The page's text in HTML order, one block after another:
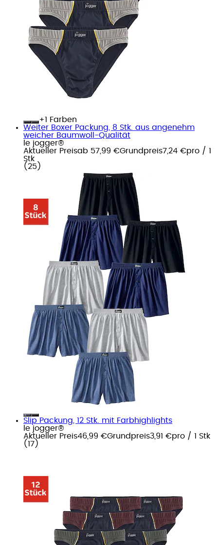
+
Farben
Weiter Boxer Packung, 8 Stk. aus angenehm
weicher Baumwoll-Qualität
le jogger®
Aktueller Preisab 57,99 €Grundpreis7,24 €pro / 1
Stk
( 25 )
Slip Packung, 12 Stk. mit Farbhighlights
le jogger®
Aktueller Preis46,99 €Grundpreis3,91 €pro / 1 Stk
( 17 )